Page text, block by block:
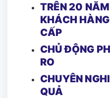
TRÊN 20
KHÁCH
CẤP
CHỦ ĐỘNG
RO
CHUYÊN
QUẢ